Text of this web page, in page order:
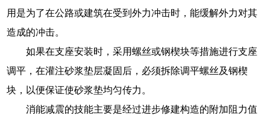
用是为了在公路或建筑在受到外力冲击时，能缓解外力对其
造成的冲击。
如果在支座安装时，采用螺丝或钢楔块等措施进行支座
调平，在灌注砂浆垫层凝固后，必须拆除调平螺丝及钢楔
块，以便保证使砂浆垫均匀传力。
消能减震的技能主要是经过进步修建构造的附加阻力值